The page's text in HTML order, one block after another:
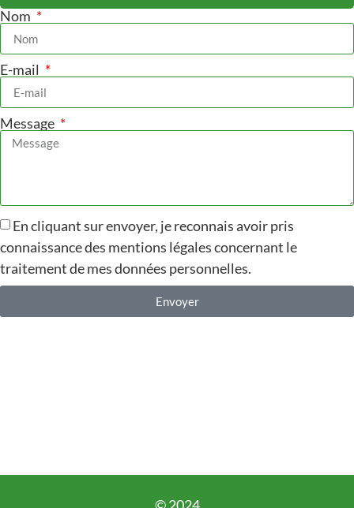
Nom
E-mail
Message
En cliquant sur envoyer, je reconnais avoir pris
connaissance des mentions légales concernant le
traitement de mes données personnelles.
Envoyer